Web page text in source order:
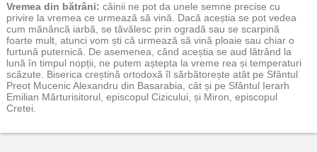
Vremea din bătrâni: câinii ne pot da unele semne precise cu
privire la vremea ce urmează să vină. Dacă aceștia se pot vedea
cum mănâncă iarbă, se tăvălesc prin ogradă sau se scarpină
foarte mult, atunci vom ști că urmează să vină ploaie sau chiar o
furtună puternică. De asemenea, când aceștia se aud lătrând la
lună în timpul nopții, ne putem aștepta la vreme rea și temperaturi
scăzute. Biserica creștină ortodoxă îl sărbătorește atât pe Sfântul
Preot Mucenic Alexandru din Basarabia, cât și pe Sfântul Ierarh
Emilian Mărturisitorul, episcopul Cizicului, și Miron, episcopul
Cretei.